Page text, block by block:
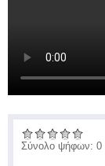
Σύνολο ψήφων: 0